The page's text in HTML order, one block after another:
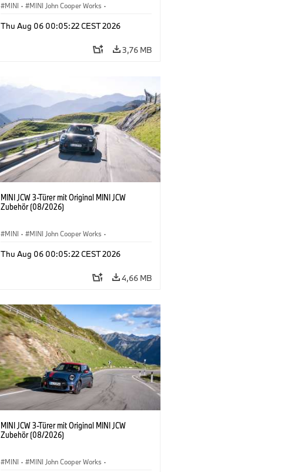
MINI · MINI John Cooper Works ·
Sonderausstattungen, Zubehör
Thu Aug 06 00:05:22 CEST 2026
3,76 MB
MINI JCW 3-Türer mit Original MINI JCW
Zubehör (08/2026)
MINI · MINI John Cooper Works ·
Sonderausstattungen, Zubehör
Thu Aug 06 00:05:22 CEST 2026
4,66 MB
MINI JCW 3-Türer mit Original MINI JCW
Zubehör (08/2026)
MINI · MINI John Cooper Works ·